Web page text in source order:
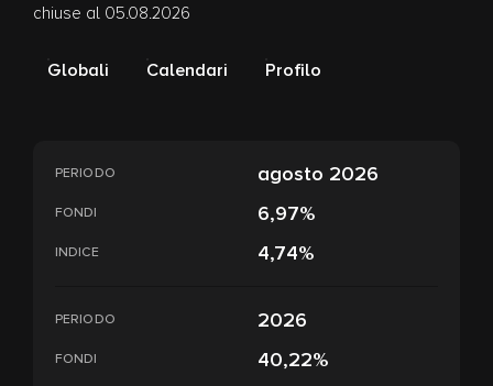
chiuse al 05.08.2026
Globali Calendari Profilo
PERIODO agosto 2026
FONDI 6,97%
INDICE 4,74%
PERIODO 2026
FONDI 40,22%